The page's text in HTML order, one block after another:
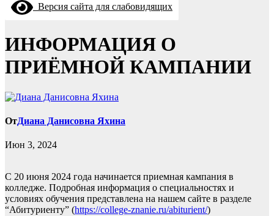
Версия сайта для слабовидящих
ИНФОРМАЦИЯ О
ПРИЁМНОЙ КАМПАНИИ
ОтДиана Данисовна Яхина
Июн 3, 2024
С 20 июня 2024 года начинается приемная кампания в
колледже. Подробная информация о специальностях и
условиях обучения представлена на нашем сайте в разделе
“Абитуриенту” (https://college-znanie.ru/abiturient/)